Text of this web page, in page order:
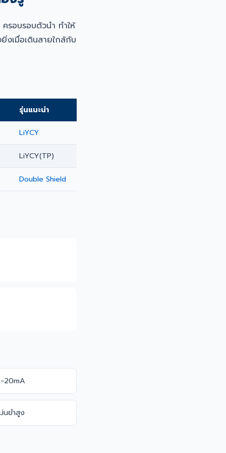
รอบรอบตัวนำ ทำให้
เมื่อเดินสายใกล้กับ
รุ่นแนะนำ
LiYCY
LiYCY(TP)
Double Shield
20mA
ยำสูง